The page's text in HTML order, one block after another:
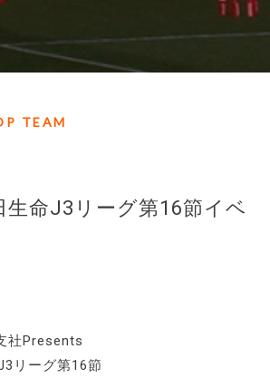
TEAM
生命J3リーグ第16節イベ
社Presents
リーグ第16節